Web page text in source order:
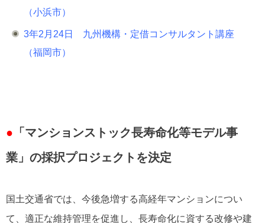
（小浜市）
3年2月24日 九州機構・定借コンサルタント講座
（福岡市）
● 「マンションストック長寿命化等モデル事
業」の採択プロジェクトを決定
国土交通省では、今後急増する高経年マンションについ
て、適正な維持管理を促進し、長寿命化に資する改修や建